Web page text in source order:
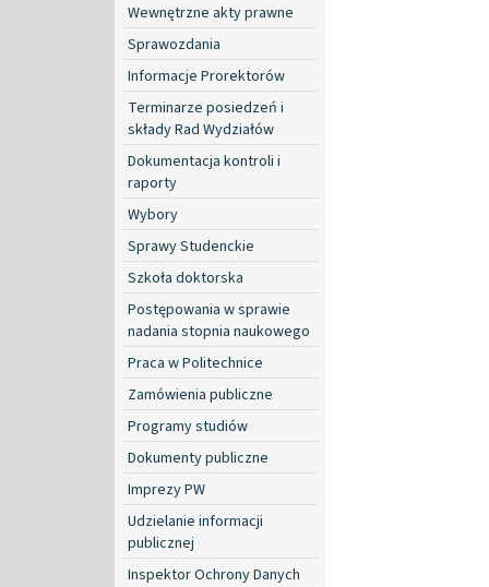
Wewnętrzne akty prawne
Sprawozdania
Informacje Prorektorów
Terminarze posiedzeń i
składy Rad Wydziałów
Dokumentacja kontroli i
raporty
Wybory
Sprawy Studenckie
Szkoła doktorska
Postępowania w sprawie
nadania stopnia naukowego
Praca w Politechnice
Zamówienia publiczne
Programy studiów
Dokumenty publiczne
Imprezy PW
Udzielanie informacji
publicznej
Inspektor Ochrony Danych